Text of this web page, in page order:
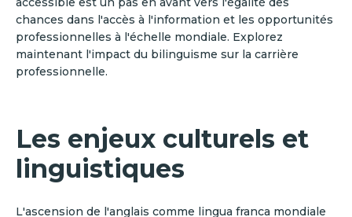
chances dans l'accès à l'information et les opportunités
professionnelles à l'échelle mondiale. Explorez
maintenant l'impact du bilinguisme sur la carrière
professionnelle.
Les enjeux culturels et
linguistiques
L'ascension de l'anglais comme lingua franca mondiale